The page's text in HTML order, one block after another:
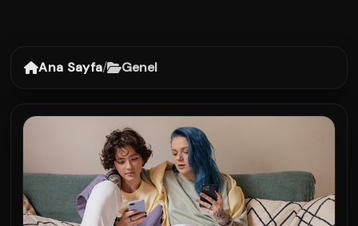
Ana Sayfa/ Genel